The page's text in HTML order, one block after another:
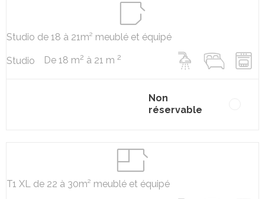
Studio de 18 à 21m² meublé et équipé
Studio De 18 m2 à 21 m 2
Non
réservable
T1 XL de 22 à 30m² meublé et équipé